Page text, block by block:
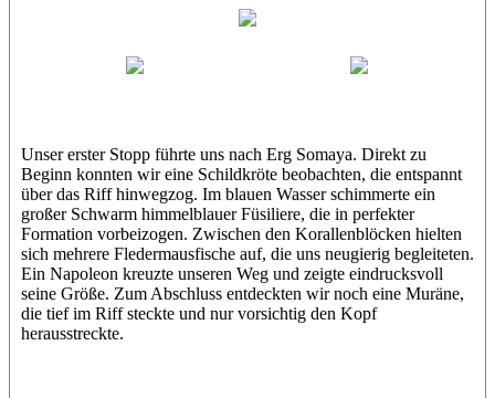
Unser erster Stopp führte uns nach Erg Somaya. Direkt zu
Beginn konnten wir eine Schildkröte beobachten, die entspannt
über das Riff hinwegzog. Im blauen Wasser schimmerte ein
großer Schwarm himmelblauer Füsiliere, die in perfekter
Formation vorbeizogen. Zwischen den Korallenblöcken hielten
sich mehrere Fledermausfische auf, die uns neugierig begleiteten.
Ein Napoleon kreuzte unseren Weg und zeigte eindrucksvoll
seine Größe. Zum Abschluss entdeckten wir noch eine Muräne,
die tief im Riff steckte und nur vorsichtig den Kopf
herausstreckte.